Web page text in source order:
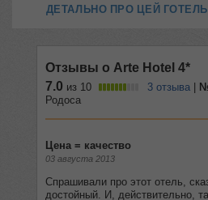
ДЕТАЛЬНО ПРО ЦЕЙ ГОТЕЛЬ